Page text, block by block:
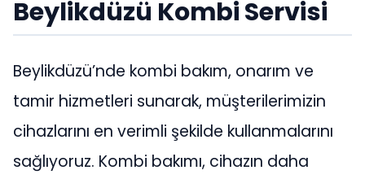
Beylikdüzü Kombi Servisi
Beylikdüzü’nde kombi bakım, onarım ve
tamir hizmetleri sunarak, müşterilerimizin
cihazlarını en verimli şekilde kullanmalarını
sağlıyoruz. Kombi bakımı, cihazın daha